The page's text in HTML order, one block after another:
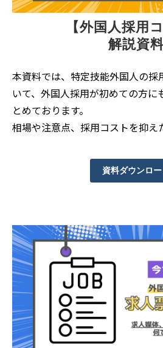
【外国人採用
解説資
本資料では、特定技能外国人の採
いて、外国人採用が初めての方に
とめております。
相場や注意点、採用コストを抑え
資料ダウンロー